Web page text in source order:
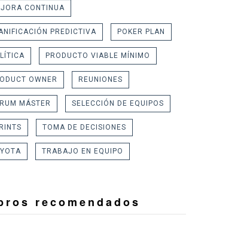
CONTINUA
PREDICTIVA POKER PLAN
PRODUCTO VIABLE MÍNIMO
OWNER REUNIONES
MÁSTER SELECCIÓN DE EQUIPOS
TOMA DE DECISIONES
TRABAJO EN EQUIPO
recomendados